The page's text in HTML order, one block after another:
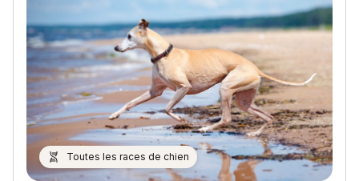
Toutes les races de chien